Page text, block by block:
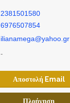
2381501580
6976507854
ilianamega@yahoo.gr
-
Αποστολή Email
Πλοήγηση